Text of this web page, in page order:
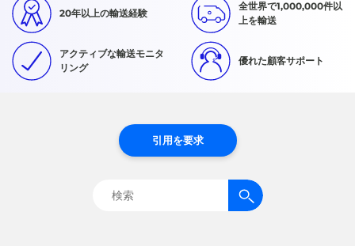
20年以上の輸送経験
全世界で1,000,000件以
上を輸送
アクティブな輸送モニタ
リング
優れた顧客サポート
引用を要求
検